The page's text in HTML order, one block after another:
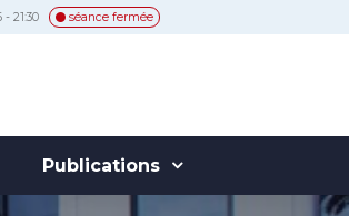
21:30 séance fermée
Publications